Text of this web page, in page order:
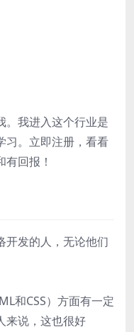
。我进入这个行业是
习。立即注册，看看
回报！
开发的人，无论他们
和CSS）方面有一定
来说，这也很好